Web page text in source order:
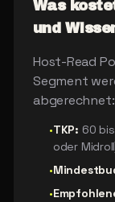
Was
und
Host-Read
Segment
abgerechnet:
•TKP: 60
oder
•
•